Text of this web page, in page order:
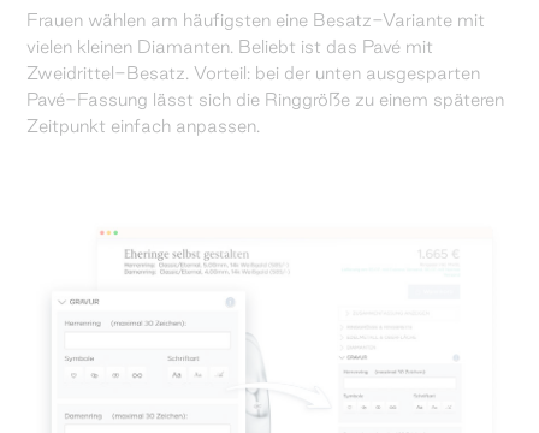
Frauen wählen am häufigsten eine Besatz-Variante mit
vielen kleinen Diamanten. Beliebt ist das Pavé mit
Zweidrittel-Besatz. Vorteil: bei der unten ausgesparten
Pavé-Fassung lässt sich die Ringgröße zu einem späteren
Zeitpunkt einfach anpassen.